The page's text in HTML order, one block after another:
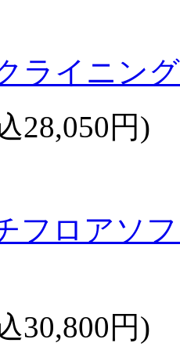
ライニン
28,050円)
フロアソ
30,800円)